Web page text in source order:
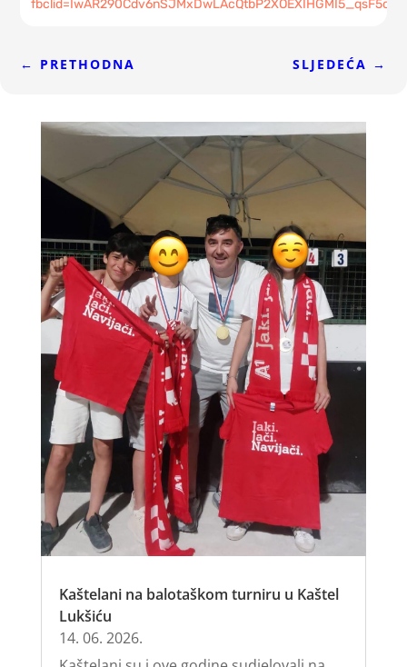
← PRETHODNA SLJEDEĆA →
Kaštelani na balotaškom turniru u Kaštel
Lukšiću
14. 06. 2026.